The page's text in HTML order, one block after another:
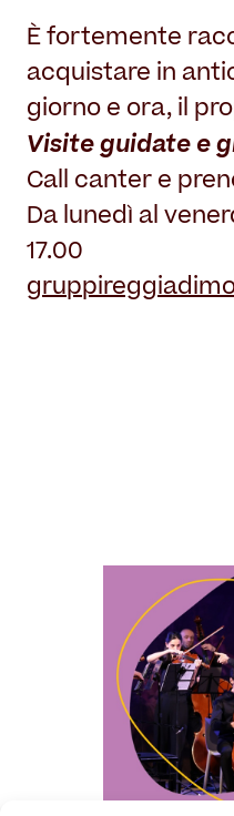
È fortemente
acquistare in
giorno e ora, il
Visite guidate e
Call canter e
Da lunedì al
17.00